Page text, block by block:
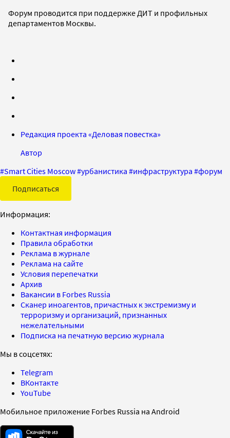
Форум проводится при поддержке ДИТ и профильных
департаментов Москвы.
Редакция проекта «Деловая повестка»
Автор
#Smart Cities Moscow#урбанистика #инфраструктура #форум
Подписаться
Информация:
Контактная информация
Правила обработки
Реклама в журнале
Реклама на сайте
Условия перепечатки
Архив
Вакансии в Forbes Russia
Сканер иноагентов, причастных к экстремизму и
терроризму и организаций, признанных
нежелательными
Подписка на печатную версию журнала
Мы в соцсетях:
Telegram
ВКонтакте
YouTube
Мобильное приложение Forbes Russia на Android